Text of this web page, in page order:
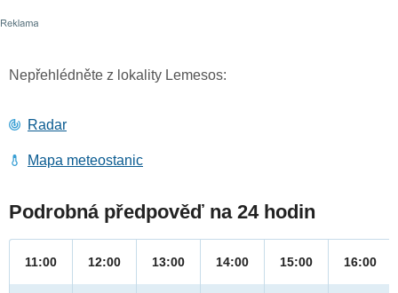
Nepřehlédněte z lokality Lemesos:
Radar
Mapa meteostanic
Podrobná předpověď na 24 hodin
11:00 12:00 13:00 14:00 15:00 16:00